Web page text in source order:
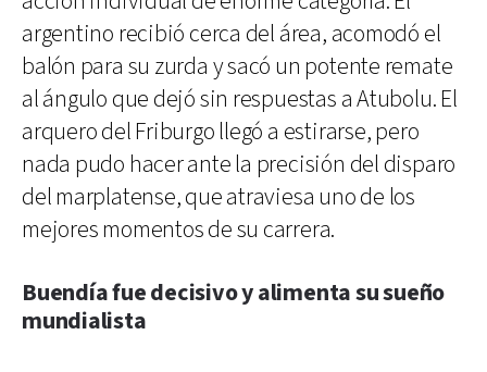
argentino recibió cerca del área, acomodó el
balón para su zurda y sacó un potente remate
al ángulo que dejó sin respuestas a Atubolu. El
arquero del Friburgo llegó a estirarse, pero
nada pudo hacer ante la precisión del disparo
del marplatense, que atraviesa uno de los
mejores momentos de su carrera.
Buendía fue decisivo y alimenta su sueño
mundialista